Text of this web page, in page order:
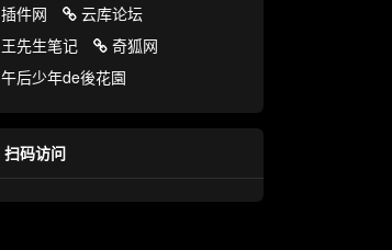
插件网
云库论坛
王先生笔记
奇狐网
午后少年de後花園
扫码访问